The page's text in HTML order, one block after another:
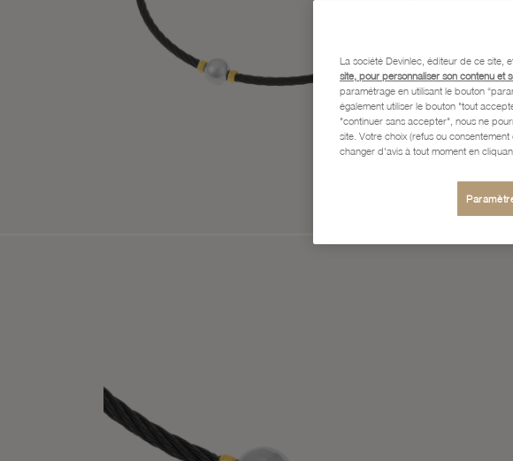
La société Devinlec, éditeur de ce site,
site, pour personnaliser son contenu et
paramétrage en utilisant le bouton
également utiliser le bouton "tout
"continuer sans accepter", nous ne
site. Votre choix (refus ou
changer d'avis à tout moment en